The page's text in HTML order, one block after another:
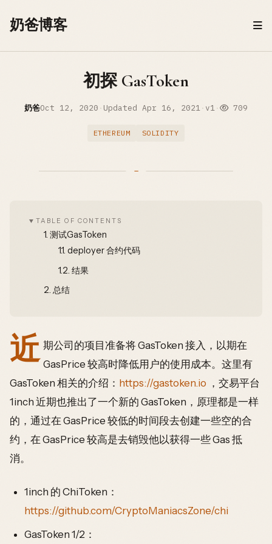
奶爸博客
初探 GasToken
奶爸Oct 12, 2020 · Updated Apr 16, 2021· v1· 709
ETHEREUM SOLIDITY
TABLE OF CONTENTS
1. 测试GasToken
1.1. deployer 合约代码
1.2. 结果
2. 总结
近 期公司的项目准备将 GasToken 接入，以期在
GasPrice 较高时降低用户的使用成本。这里有
GasToken 相关的介绍： https://gastoken.io ，交易平台
1inch 近期也推出了一个新的 GasToken，原理都是一样
的，通过在 GasPrice 较低的时间段去创建一些空的合
约，在 GasPrice 较高是去销毁他以获得一些 Gas 抵
消。
1inch 的 ChiToken：
https://github.com/CryptoManiacsZone/chi
GasToken 1/2：